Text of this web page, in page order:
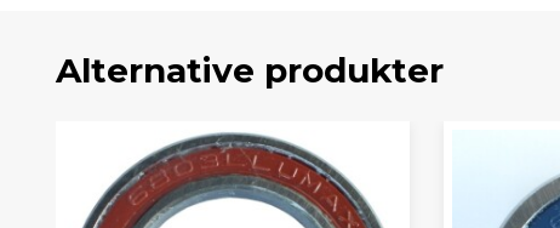
Alternative produkter